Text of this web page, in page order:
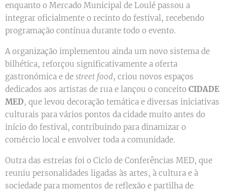
enquanto o Mercado Municipal de Loulé passou a
integrar oficialmente o recinto do festival, recebendo
programação contínua durante todo o evento.
A organização implementou ainda um novo sistema de
bilhética, reforçou significativamente a oferta
gastronómica e de street food, criou novos espaços
dedicados aos artistas de rua e lançou o conceito CIDADE
MED, que levou decoração temática e diversas iniciativas
culturais para vários pontos da cidade muito antes do
início do festival, contribuindo para dinamizar o
comércio local e envolver toda a comunidade.
Outra das estreias foi o Ciclo de Conferências MED, que
reuniu personalidades ligadas às artes, à cultura e à
sociedade para momentos de reflexão e partilha de